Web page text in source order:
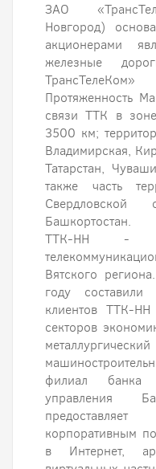
ЗАО
Новгород)
акционерами
железные
Протяженность
связи ТТК в
3500 км;
Владимирская,
Татарстан,
также часть
Башкортостан.
ТТК-НН -
Вятского
году
клиентов ТТК-
секторов
филиал банка
управления
корпоративным
в Интернет,